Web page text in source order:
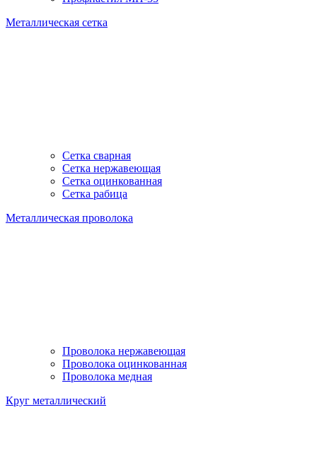
Металлическая сетка
Сетка сварная
Сетка нержавеющая
Сетка оцинкованная
Сетка рабица
Металлическая проволока
Проволока нержавеющая
Проволока оцинкованная
Проволока медная
Круг металлический